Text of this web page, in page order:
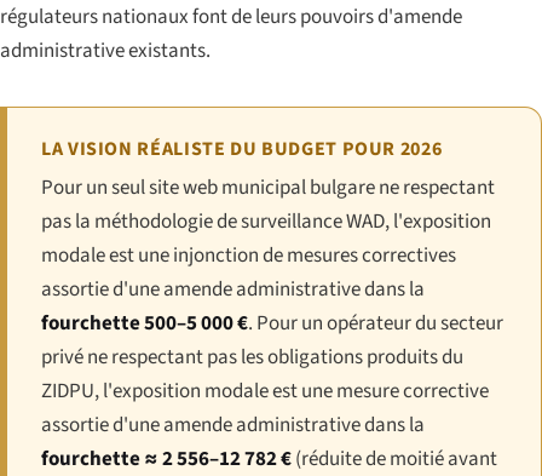
régulateurs nationaux font de leurs pouvoirs d'amende
administrative existants.
LA VISION RÉALISTE DU BUDGET POUR 2026
Pour un seul site web municipal bulgare ne respectant
pas la méthodologie de surveillance WAD, l'exposition
modale est une injonction de mesures correctives
assortie d'une amende administrative dans la
fourchette 500–5 000 €. Pour un opérateur du secteur
privé ne respectant pas les obligations produits du
ZIDPU, l'exposition modale est une mesure corrective
assortie d'une amende administrative dans la
fourchette ≈ 2 556–12 782 €(réduite de moitié avant